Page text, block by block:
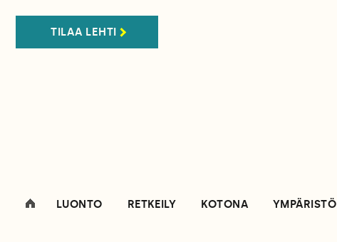
TILAA LEHTI
LUONTO RETKEILY KOTONA YMPÄRISTÖ